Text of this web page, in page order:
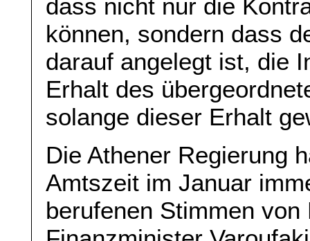
dass nicht nur die
können, sondern dass
darauf angelegt ist, die
Erhalt des
solange dieser Erhalt
Die Athener Regierung
Amtszeit im Januar
berufenen Stimmen